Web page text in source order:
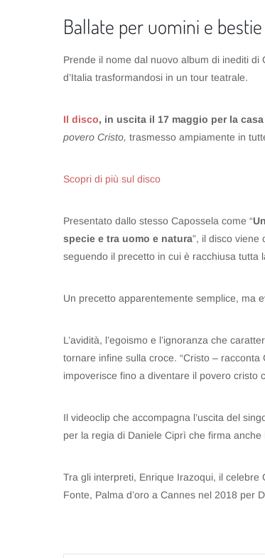
Ballate per uomini e bestie
Prende il nome dal nuovo album di inediti di
d’Italia trasformandosi in un tour teatrale.
Il disco, in uscita il 17 maggio per la
povero Cristo, trasmesso ampiamente in
Scopri di più sul disco
Presentato dallo stesso Capossela come “
specie e tra uomo e natura”, il disco viene
seguendo il precetto in cui è racchiusa tutta
Un precetto apparentemente semplice, ma
L’avidità, l’egoismo e l’ignoranza che
tornare infine sulla croce. “Cristo –
impoverisce fino a diventare il povero cristo
Il videoclip che accompagna l’uscita del
per la regia di Daniele Ciprì che firma anche
Tra gli interpreti, Enrique Irazoqui, il celebre
Fonte, Palma d’oro a Cannes nel 2018 per